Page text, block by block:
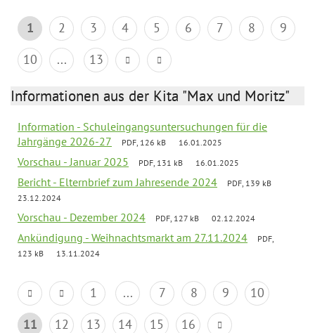
1 2 3 4 5 6 7 8
9
10
... 13
Informationen aus der Kita "Max und Moritz"
Information - Schuleingangsuntersuchungen für die
Jahrgänge 2026-27
PDF, 126 kB 16.01.2025
Vorschau - Januar 2025 PDF, 131 kB 16.01.2025
Bericht - Elternbrief zum Jahresende 2024
PDF, 139 kB
23.12.2024
Vorschau - Dezember 2024 PDF, 127 kB 02.12.2024
Ankündigung - Weihnachtsmarkt am 27.11.2024
PDF,
123 kB
13.11.2024
1 ... 7 8 9
10
11
12 13 14 15 16